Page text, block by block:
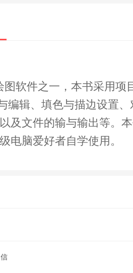
软件之一，本书采用
编辑、填色与描边设置
及文件的输与输出等。
电脑爱好者自学使用。